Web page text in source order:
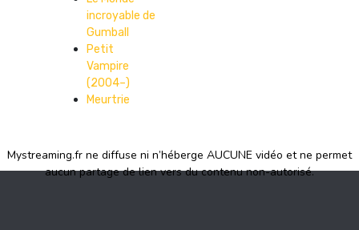
incroyable de
Gumball
Petit
Vampire
(2004–)
Meurtrie
Mystreaming.fr ne diffuse ni n’héberge AUCUNE vidéo et ne permet
aucun partage de lien vers du contenu non-autorisé.